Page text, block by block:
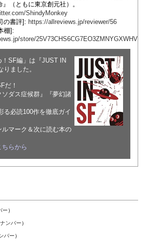
（ともに東京創元社）。
ShindyMonkey
の書評]: https://allreviews.jp/reviewer/56
棚]:
store/25V73CHS6CG7EO3ZMNYGXWHV
！SF編」は『JUST IN
ました。
だ！
ソダス症候群』『夢幻諸
る必読100作を徹底ガイ
マーク＆次に読む本の
らから
ー）
ンバー）
バー）